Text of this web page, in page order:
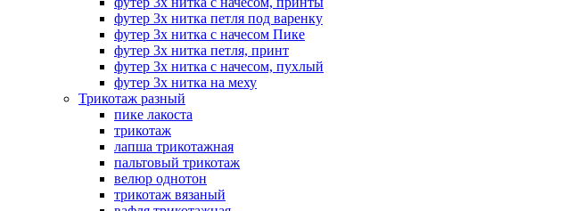
футер 3х нитка петля под варенку
футер 3х нитка с начесом Пике
футер 3х нитка петля, принт
футер 3х нитка с начесом, пухлый
футер 3х нитка на меху
Трикотаж разный
пике лакоста
трикотаж
лапша трикотажная
пальтовый трикотаж
велюр однотон
трикотаж вязаный